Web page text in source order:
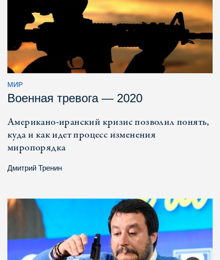
МИР
Военная тревога — 2020
Американо-иранский кризис позволил понять,
куда и как идет процесс изменения
миропорядка
Дмитрий Тренин